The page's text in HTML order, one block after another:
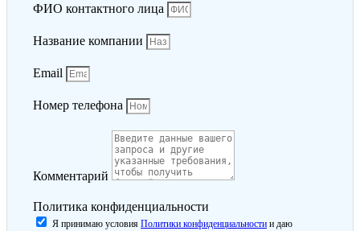
ФИО контактного лица
Название компании
Email
Номер телефона
Комментарий
Политика конфиденциальности
Я принимаю условия Политики конфиденциальности и даю